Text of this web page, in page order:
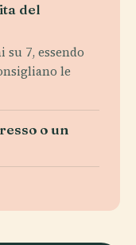
del
su 7, essendo
le
o un